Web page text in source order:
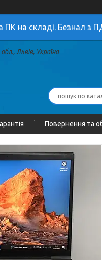
ПК на складі. Безнал з
Львів, Україна
Повернення та